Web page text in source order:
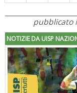
pubblicato
NOTIZIE DA UISP